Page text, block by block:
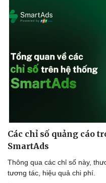
Các chỉ số quảng cáo
SmartAds
Thông qua các chỉ số này,
tương tác, hiệu quả chi phí.